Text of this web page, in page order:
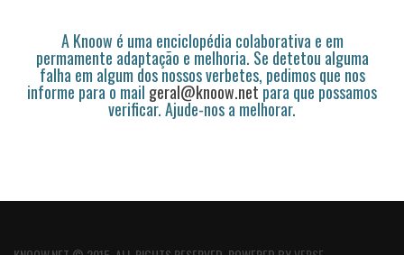
A Knoow é uma enciclopédia colaborativa e em
permamente adaptação e melhoria. Se detetou alguma
falha em algum dos nossos verbetes, pedimos que nos
informe para o mail geral@knoow.netpara que possamos
verificar. Ajude-nos a melhorar.